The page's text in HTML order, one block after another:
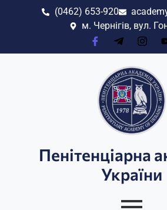
(0462) 653-920
м. Чернігів, вул.
Пенітенціарна
України